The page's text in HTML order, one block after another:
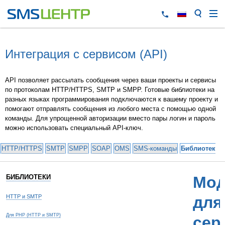
Интеграция с сервисом (API)
API позволяет рассылать сообщения через ваши проекты и сервисы
по протоколам HTTP/HTTPS, SMTP и SMPP. Готовые библиотеки на
разных языках программирования подключаются к вашему проекту и
помогают отправлять сообщения из любого места с помощью одной
команды. Для упрощенной авторизации вместо пары логин и пароль
можно использовать специальный API-ключ.
HTTP/HTTPS SMTP SMPP SOAP OMS SMS-команды Библиотеки
БИБЛИОТЕКИ
HTTP и SMTP
Для PHP (HTTP и SMTP)
для